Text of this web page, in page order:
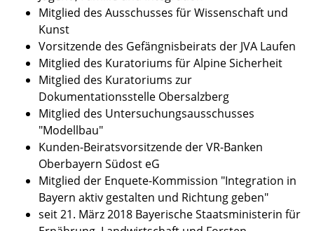
Mitglied des Ausschusses für Wissenschaft und
Kunst
Vorsitzende des Gefängnisbeirats der JVA Laufen
Mitglied des Kuratoriums für Alpine Sicherheit
Mitglied des Kuratoriums zur
Dokumentationsstelle Obersalzberg
Mitglied des Untersuchungsausschusses
"Modellbau"
Kunden-Beiratsvorsitzende der VR-Banken
Oberbayern Südost eG
Mitglied der Enquete-Kommission "Integration in
Bayern aktiv gestalten und Richtung geben"
seit 21. März 2018 Bayerische Staatsministerin für